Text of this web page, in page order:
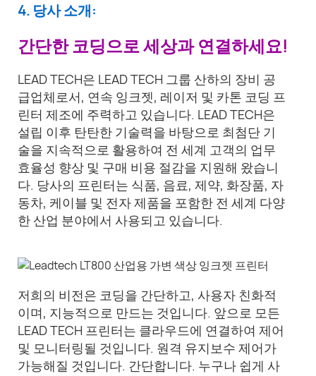
4. 당사 소개:
간단한 코딩으로 세상과 연결하세요!
LEAD TECH은 LEAD TECH 그룹 산하의 장비 공
급업체로서, 연속 잉크젯, 레이저 및 카톤 코딩 프
린터 제조에 주력하고 있습니다. LEAD TECH은
설립 이후 탄탄한 기술력을 바탕으로 최첨단 기
술을 지속적으로 활용하여 전 세계 고객의 업무
효율성 향상 및 구매 비용 절감을 지원해 왔습니
다. 당사의 프린터는 식품, 음료, 제약, 화장품, 자
동차, 케이블 및 전자 제품을 포함한 전 세계 다양
한 산업 분야에서 사용되고 있습니다.
저희의 비전은 코딩을 간단하고, 사용자 친화적
이며, 지능적으로 만드는 것입니다. 앞으로 모든
LEAD TECH 프린터는 클라우드에 연결하여 제어
및 모니터링될 것입니다. 원격 유지보수 제어가
가능해질 것입니다. 간단합니다. 누구나 쉽게 사